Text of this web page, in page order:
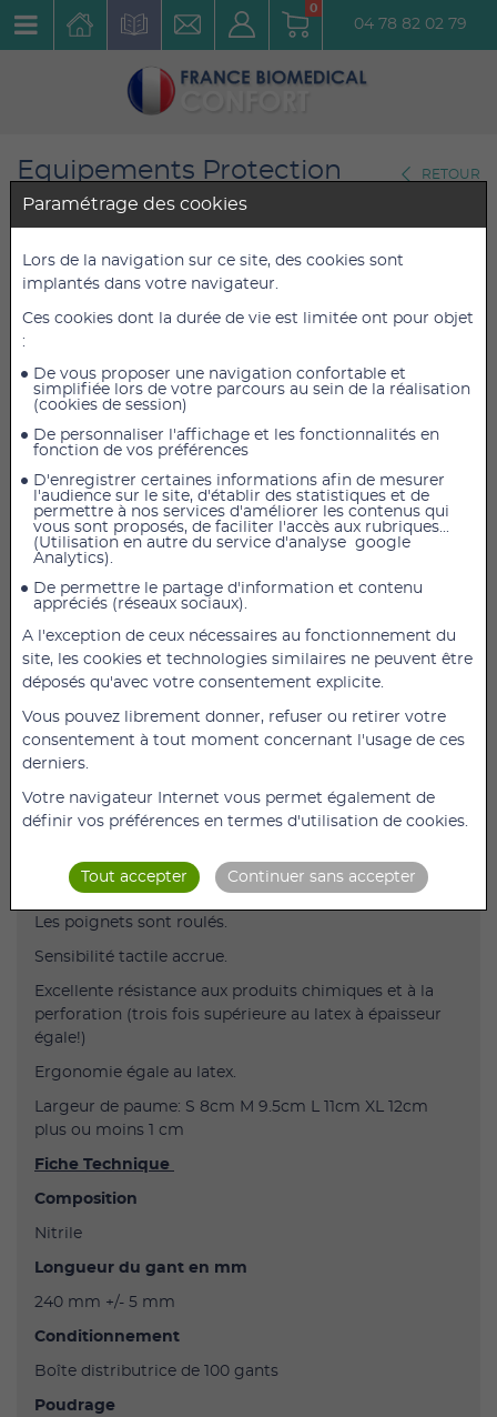
0
04 78 82 02 79
Equipements Protection
Individuelle
Gants et Manchettes
RETOUR
Boîte de 100 gants Nitrile Soft
violet Meditril Taille M
5,61 €TTC
5,32 €HT 5,32 € HT
AJOUTER AU PANIER
Boîte de 100 gants Nitrile Soft Meditril Taille M
GANT NITRILE ANTIMICROBIEN MEDITRIL BLEU
Conditionnement :
boîte de 100
Gants jetables à usage unique, ambidextres en nitrile
bleu non poudrés.
Gants SANS Latex.
Les bouts des doigts ont une surface micro
rugueuse pour une meilleure préhension des
(Idéal Dentistes, Prothésistes...)
Les poignets sont roulés.
Sensibilité tactile accrue.
Excellente résistance aux produits chimiques et à la
perforation (trois fois supérieure au latex à épaisseur
égale!)
Ergonomie égale au latex.
Largeur de paume: S 8cm M 9.5cm L 11cm XL 12cm
plus ou moins 1 cm
Fiche Technique
Composition
Nitrile
Longueur du gant en mm
240 mm +/- 5 mm
Conditionnement
Boîte distributrice de 100 gants
Poudrage
Paramétrage des cookies
Lors de la navigation sur ce site, des cookies sont
implantés dans votre navigateur.
Ces cookies dont la durée de vie est limitée ont pour objet
:
De vous proposer une navigation confortable et
simplifiée lors de votre parcours au sein de la réalisation
(cookies de session)
De personnaliser l'affichage et les fonctionnalités en
fonction de vos préférences
D'enregistrer certaines informations afin de mesurer
l'audience sur le site, d'établir des statistiques et de
permettre à nos services d'améliorer les contenus qui
vous sont proposés, de faciliter l'accès aux rubriques...
(Utilisation en autre du service d'analyse google
Analytics).
De permettre le partage d'information et contenu
appréciés (réseaux sociaux).
A l'exception de ceux nécessaires au fonctionnement du
site, les cookies et technologies similaires ne peuvent être
déposés qu'avec votre consentement explicite.
Vous pouvez librement donner, refuser ou retirer votre
consentement à tout moment concernant l'usage de ces
derniers.
Votre navigateur Internet vous permet également de
définir vos préférences en termes d'utilisation de cookies.
Tout accepter Continuer sans accepter